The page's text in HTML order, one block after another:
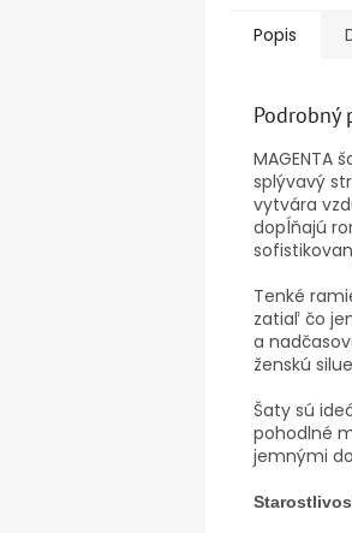
Popis
Podrobný
MAGENTA
splývavý
vytvára
dopĺňajú
Tenké
zatiaľ čo
a
ženskú
Šaty sú
pohodlné
jemnými